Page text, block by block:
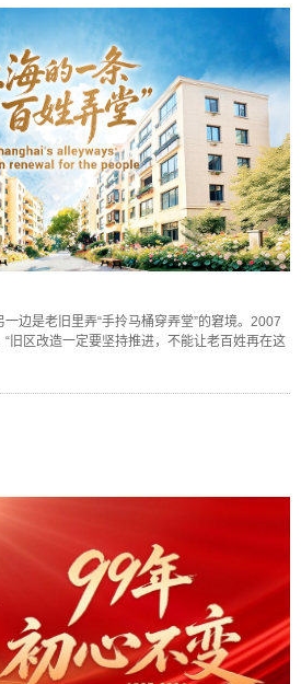
边是老旧里弄“手拎马桶穿弄堂”的窘境。2007
旧区改造一定要坚持推进，不能让老百姓再在这